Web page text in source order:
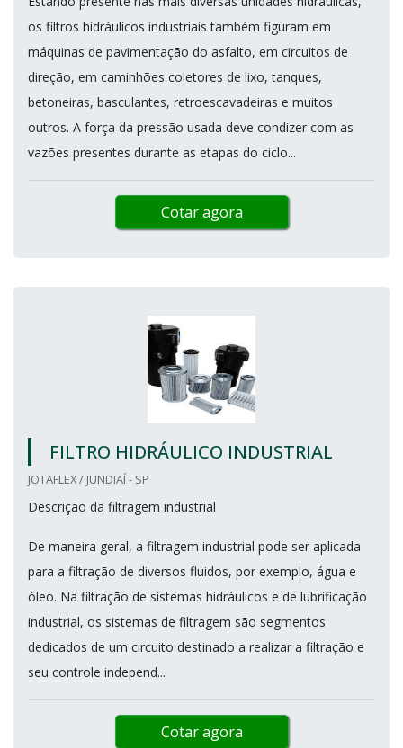
os filtros hidráulicos industriais também figuram em
máquinas de pavimentação do asfalto, em circuitos de
direção, em caminhões coletores de lixo, tanques,
betoneiras, basculantes, retroescavadeiras e muitos
outros. A força da pressão usada deve condizer com as
vazões presentes durante as etapas do ciclo...
Cotar agora
FILTRO HIDRÁULICO INDUSTRIAL
JOTAFLEX / JUNDIAÍ - SP
Descrição da filtragem industrial
De maneira geral, a filtragem industrial pode ser aplicada
para a filtração de diversos fluidos, por exemplo, água e
óleo. Na filtração de sistemas hidráulicos e de lubrificação
industrial, os sistemas de filtragem são segmentos
dedicados de um circuito destinado a realizar a filtração e
seu controle independ...
Cotar agora